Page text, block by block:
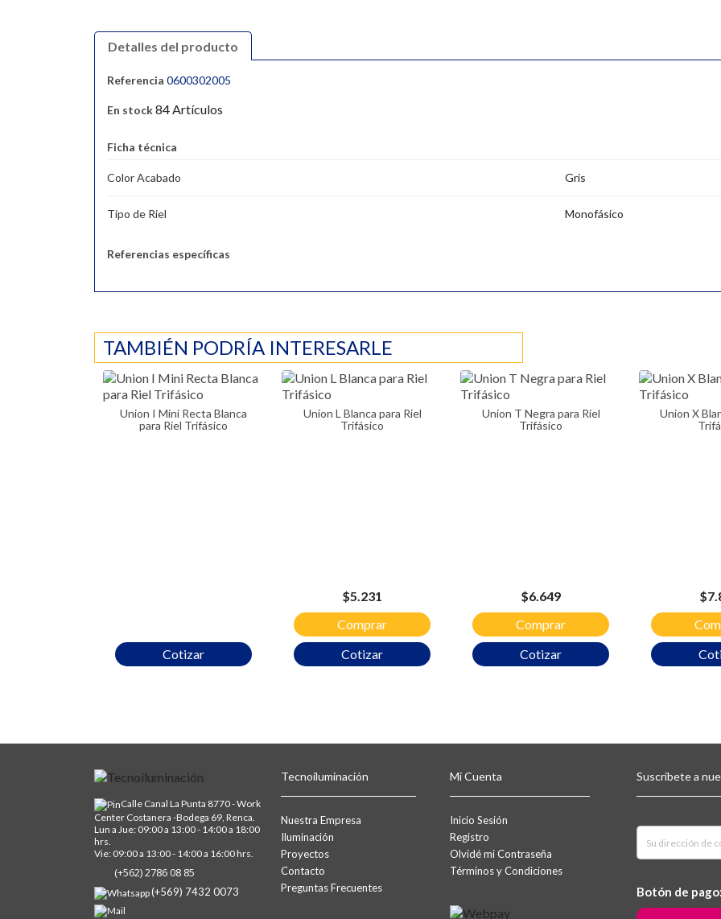
Detalles del producto
Referencia 0600302005
En stock84 Artículos
Ficha técnica
Color Acabado Gris
Tipo de Riel Monofásico
Referencias específicas
TAMBIÉN PODRÍA INTERESARLE
Union I Mini Recta Blanca
para Riel Trifásico
Cotizar
Union L Blanca para Riel
Trifásico
Cotizar
Precio
$5.231
Comprar
Union T Negra para Riel
Trifásico
Cotizar
Precio
$6.649
Comprar
Union X Blanca para Riel
Calle Canal La Punta 8770 - Work
Center Costanera -Bodega 69, Renca.
Lun a Jue: 09:00 a 13:00 - 14:00 a 18:00
hrs.
Vie: 09:00 a 13:00 - 14:00 a 16:00 hrs.
(+562) 2786 08 85
(+569) 7432 0073
Tecnoiluminación
Nuestra Empresa
Iluminación
Proyectos
Contacto
Preguntas Frecuentes
Mi Cuenta
Inicio Sesión
Registro
Olvidé mi Contraseña
Términos y Condiciones
Suscríbete a
Botón de pago: